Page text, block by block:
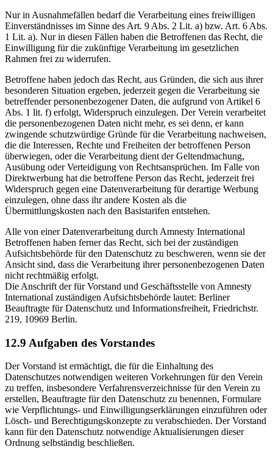
Nur in Ausnahmefällen bedarf die Verarbeitung eines freiwilligen
Einverständnisses im Sinne des Art. 9 Abs. 2 Lit. a) bzw. Art. 6 Abs.
1 Lit. a). Nur in diesen Fällen haben die Betroffenen das Recht, die
Einwilligung für die zukünftige Verarbeitung im gesetzlichen
Rahmen frei zu widerrufen.
Betroffene haben jedoch das Recht, aus Gründen, die sich aus ihrer
besonderen Situation ergeben, jederzeit gegen die Verarbeitung sie
betreffender personenbezogener Daten, die aufgrund von Artikel 6
Abs. 1 lit. f) erfolgt, Widerspruch einzulegen. Der Verein verarbeitet
die personenbezogenen Daten nicht mehr, es sei denn, er kann
zwingende schutzwürdige Gründe für die Verarbeitung nachweisen,
die die Interessen, Rechte und Freiheiten der betroffenen Person
überwiegen, oder die Verarbeitung dient der Geltendmachung,
Ausübung oder Verteidigung von Rechtsansprüchen. Im Falle von
Direktwerbung hat die betroffene Person das Recht, jederzeit frei
Widerspruch gegen eine Datenverarbeitung für derartige Werbung
einzulegen, ohne dass ihr andere Kosten als die
Übermittlungskosten nach den Basistarifen entstehen.
Alle von einer Datenverarbeitung durch Amnesty International
Betroffenen haben ferner das Recht, sich bei der zuständigen
Aufsichtsbehörde für den Datenschutz zu beschweren, wenn sie der
Ansicht sind, dass die Verarbeitung ihrer personenbezogenen Daten
nicht rechtmäßig erfolgt.
Die Anschrift der für Vorstand und Geschäftsstelle von Amnesty
International zuständigen Aufsichtsbehörde lautet: Berliner
Beauftragte für Datenschutz und Informationsfreiheit, Friedrichstr.
219, 10969 Berlin.
12.9 Aufgaben des Vorstandes
Der Vorstand ist ermächtigt, die für die Einhaltung des
Datenschutzes notwendigen weiteren Vorkehrungen für den Verein
zu treffen, insbesondere Verfahrensverzeichnisse für den Verein zu
erstellen, Beauftragte für den Datenschutz zu benennen, Formulare
wie Verpflichtungs- und Einwilligungserklärungen einzuführen oder
Lösch- und Berechtigungskonzepte zu verabschieden. Der Vorstand
kann für den Datenschutz notwendige Aktualisierungen dieser
Ordnung selbständig beschließen.